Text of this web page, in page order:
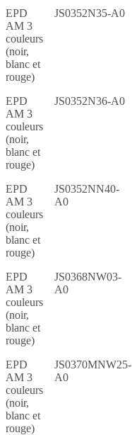
EPD
AM 3
couleurs
(noir,
blanc et
rouge)
JS0352N35-A0
EPD
AM 3
couleurs
(noir,
blanc et
rouge)
JS0352N36-A0
EPD
AM 3
couleurs
(noir,
blanc et
rouge)
JS0352NN40-
A0
EPD
AM 3
couleurs
(noir,
blanc et
rouge)
JS0368NW03-
A0
EPD
AM 3
couleurs
(noir,
blanc et
rouge)
JS0370MNW25-
A0